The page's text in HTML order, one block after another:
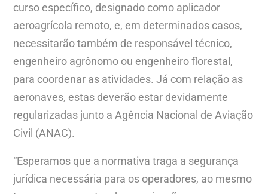
curso específico, designado como aplicador
aeroagrícola remoto, e, em determinados casos,
necessitarão também de responsável técnico,
engenheiro agrônomo ou engenheiro florestal,
para coordenar as atividades. Já com relação as
aeronaves, estas deverão estar devidamente
regularizadas junto a Agência Nacional de Aviação
Civil (ANAC).
“Esperamos que a normativa traga a segurança
jurídica necessária para os operadores, ao mesmo